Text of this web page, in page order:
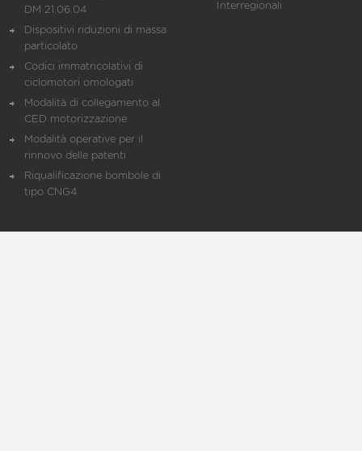
DM 21.06.04
Dispositivi riduzioni di massa
particolato
Codici immatricolativi di
ciclomotori omologati
Modalità di collegamento al
CED motorizzazione
Modalità operative per il
rinnovo delle patenti
Riqualificazione bombole di
tipo CNG4
Interregionali